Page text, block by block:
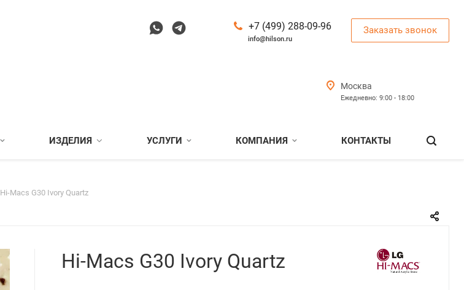
+7 (499) 288-09-96
info@hilson.ru
Заказать звонок
Москва
Ежедневно: 9:00 - 18:00
ИЗДЕЛИЯ УСЛУГИ КОМПАНИЯ КОНТАКТЫ
Hi-Macs G30 Ivory Quartz
Hi-Macs G30 Ivory Quartz